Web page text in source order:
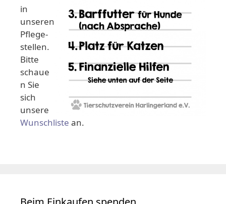
in
unseren
Pflege-
stellen.
Bitte
schaue
n Sie
sich
unsere
Wunschliste an.